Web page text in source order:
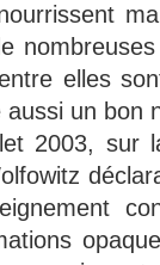
elles
un bon
2003, sur